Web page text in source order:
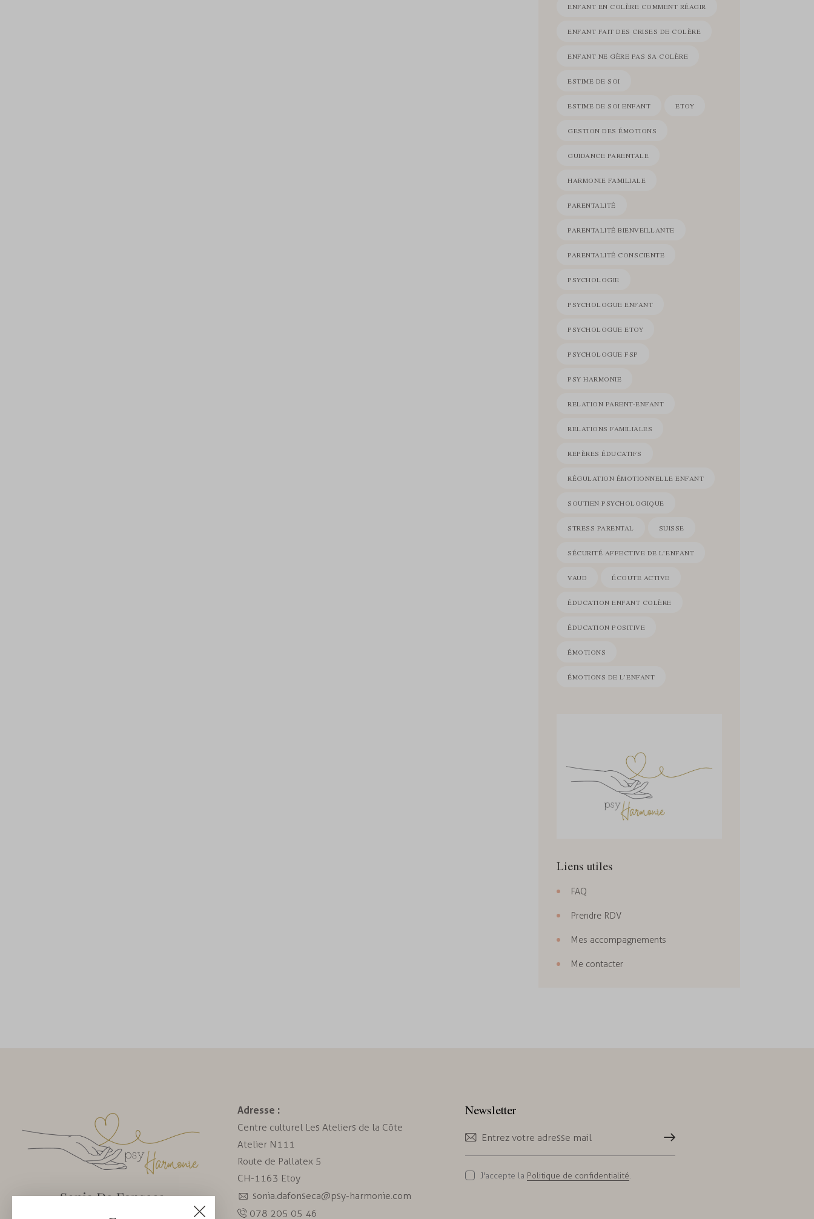
ENFANT EN COLÈRE COMMENT RÉAGIR
ENFANT FAIT DES CRISES DE COLÈRE
ENFANT NE GÈRE PAS SA COLÈRE
ESTIME DE SOI
ESTIME DE SOI ENFANT ETOY
GESTION DES ÉMOTIONS
GUIDANCE PARENTALE
HARMONIE FAMILIALE
PARENTALITÉ
PARENTALITÉ BIENVEILLANTE
PARENTALITÉ CONSCIENTE
PSYCHOLOGIE
PSYCHOLOGUE ENFANT
PSYCHOLOGUE ETOY
PSYCHOLOGUE FSP
PSY HARMONIE
RELATION PARENT-ENFANT
RELATIONS FAMILIALES
REPÈRES ÉDUCATIFS
RÉGULATION ÉMOTIONNELLE ENFANT
SOUTIEN PSYCHOLOGIQUE
STRESS PARENTAL SUISSE
SÉCURITÉ AFFECTIVE DE L’ENFANT
VAUD ÉCOUTE ACTIVE
ÉDUCATION ENFANT COLÈRE
ÉDUCATION POSITIVE
ÉMOTIONS
ÉMOTIONS DE L’ENFANT
Liens utiles
FAQ
Prendre RDV
Mes accompagnements
Me contacter
Adresse :
Centre culturel Les Ateliers de la Côte
Atelier N111
Route de Pallatex 5
CH-1163 Etoy
sonia.dafonseca@psy-harmonie.com
078 205 05 46
Newsletter
S'inscrire
J'accepte la Politique de confidentialité.